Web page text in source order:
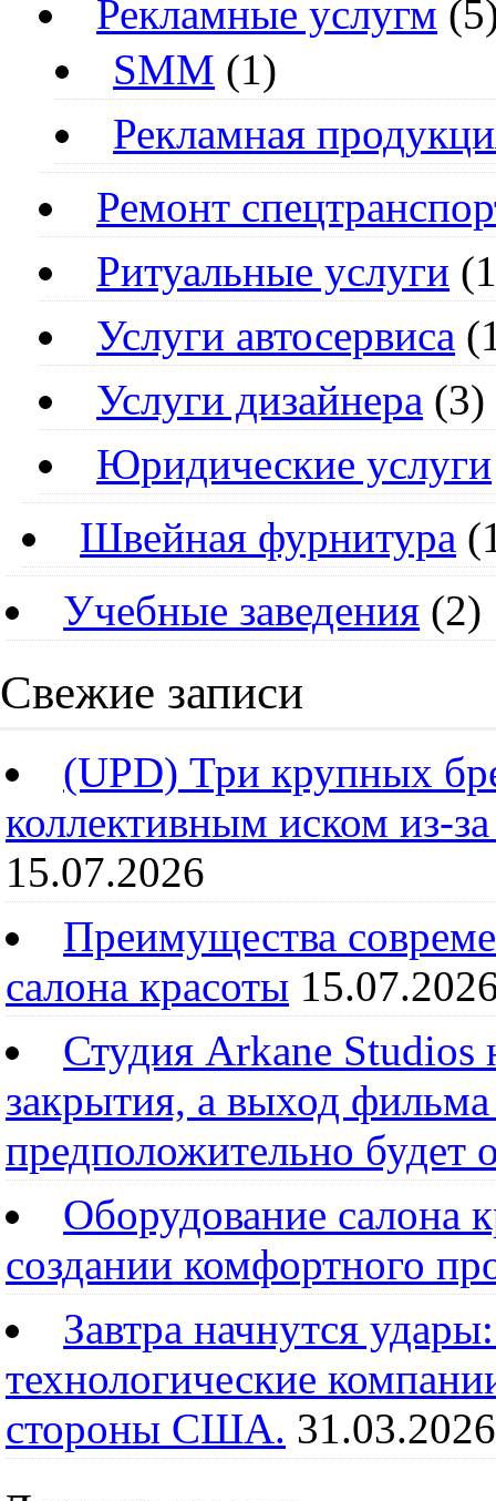
Рекламные услугм
SMM (1)
Рекламная
Ремонт
Ритуальные услуги
Услуги автосервиса
Услуги дизайнера (3)
Юридические услуги
Швейная фурнитура
Учебные заведения (2)
Свежие записи
(UPD) Три крупных
коллективным иском из-
15.07.2026
Преимущества
салона красоты
Студия Arkane Studios
закрытия, а выход
предположительно будет
Оборудование салона
создании комфортного
Завтра начнутся
технологические
стороны США. 31.03.2026